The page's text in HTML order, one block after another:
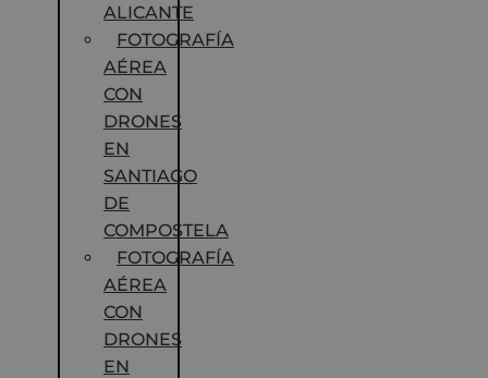
ALICANTE
FOTOGRAFÍA
AÉREA
CON
DRONES
EN
SANTIAGO
DE
COMPOSTELA
FOTOGRAFÍA
AÉREA
CON
DRONES
EN